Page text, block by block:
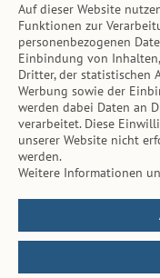
Inhalt
Tierarzt-Suche
Hinweise
AGB
Impressum
Datenschutz
Kontakt
© vs.
Auf dieser Website
Funktionen zur
personenbezogenen
Einbindung von
Dritter, der statistischen
Werbung sowie der
werden dabei Daten an
verarbeitet. Diese
unserer Website nicht
werden.
Weitere Informationen